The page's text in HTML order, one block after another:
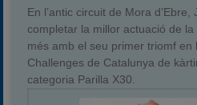
En l’antic circuit de Mora
completar la millor actuació de
més amb el seu primer triomf en
Challenges de Catalunya de
categoria Parilla X30.